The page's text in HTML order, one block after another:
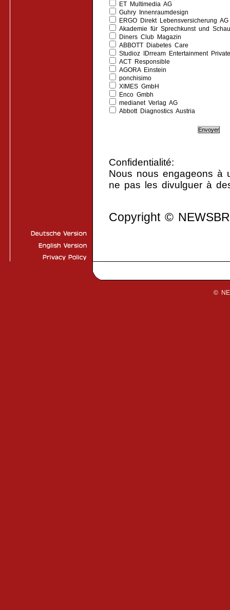
ET Multimedia AG
Guhry Innenraumdesign
ERGO Direkt Lebensversicherung AG
Akademie für Sprechkunst und
Diners Club Magazin
ABBOTT Diabetes Care
Studioz IDrream Entertainment
ACT Responsible
AGORA Einstein
ponchisimo
XIMES GmbH
Enco Gmbh
medianet Verlag AG
Abbott Diagnostics Austria
Confidentialité:
Nous nous engageons à
ne pas les divulguer à
Copyright ©
©